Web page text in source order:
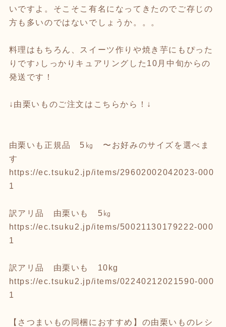
いですよ。そこそこ有名になってきたのでご存じの
方も多いのではないでしょうか。。。
料理はもちろん、スイーツ作りや焼き芋にもぴった
りです♪しっかりキュアリングした10月中旬からの
発送です！
↓由栗いものご注文はこちらから！↓
由栗いも正規品 5㎏ 〜お好みのサイズを選べま
す
https://ec.tsuku2.jp/items/29602002042023-000
1
訳アリ品 由栗いも 5㎏
https://ec.tsuku2.jp/items/50021130179222-000
1
訳アリ品 由栗いも 10kg
https://ec.tsuku2.jp/items/02240212021590-000
1
【さつまいもの同梱におすすめ】の由栗いものレシ